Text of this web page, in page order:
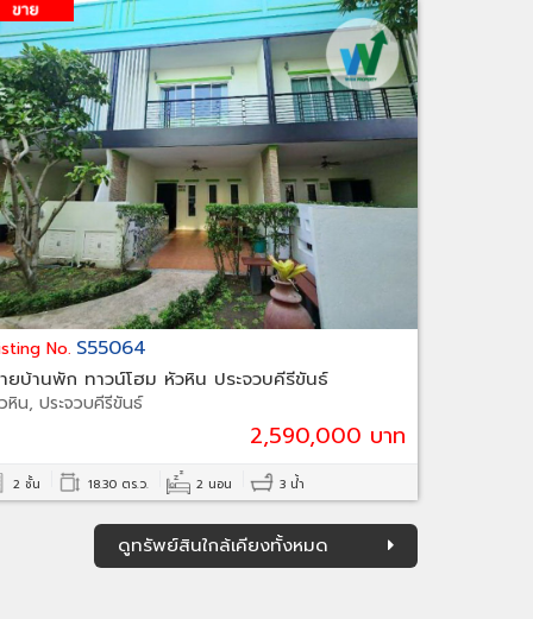
No. S55064
ยบ้านพัก ทาวน์โฮม หัวหิน ประจวบคีรีขันธ์
หิน, ประจวบคีรีขันธ์
2,590,000 บาท
2 ชั้น 18.30 ตร.ว. 2 นอน 3 น้ำ
ดูทรัพย์สินใกล้เคียงทั้งหมด